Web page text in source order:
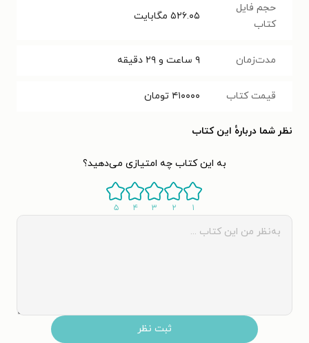
حجم فایل
کتاب
۵۲۶.۰۵ مگابایت
مدت‌زمان ۹ ساعت و ۲۹ دقیقه
قیمت کتاب ۴۱۰۰۰۰ تومان
نظر شما دربارهٔ این کتاب
به این کتاب چه امتیازی می‌دهید؟
۱ ۲ ۳ ۴ ۵
ثبت نظر